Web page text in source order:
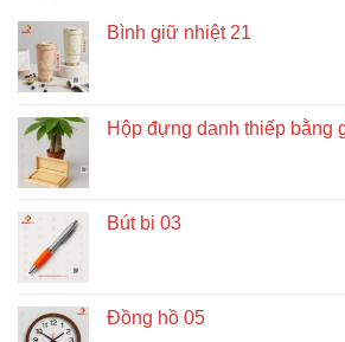
Bình giữ nhiệt 21
Hộp đựng danh thiếp bằng
Bút bi 03
Đồng hồ 05